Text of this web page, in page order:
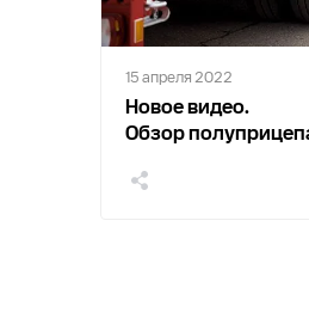
15 апреля 2022
Новое видео.
Обзор